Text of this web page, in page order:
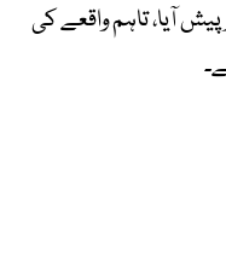
6 بج کر 40 منٹ پر پیش آیا، تاہم واقعے کی